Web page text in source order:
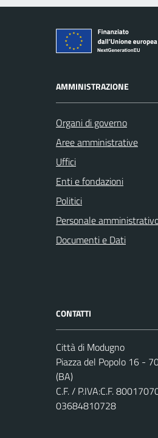
AMMINISTRAZIONE
Organi di governo
Aree amministrative
Uffici
Enti e fondazioni
Politici
Personale
Documenti e Dati
CONTATTI
Città di Modugno
Piazza del Popolo 16 -
(BA)
C.F. / P.IVA:C.F.
03684810728